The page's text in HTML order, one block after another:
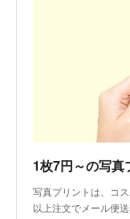
写真プリントは、コ
以上注文でメール便